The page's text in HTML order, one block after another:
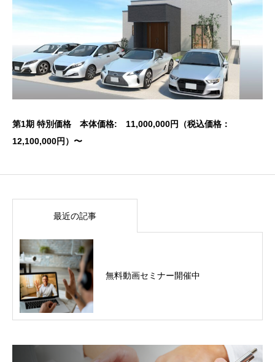
第1期 特別価格 本体価格: 11,000,000円（税込価格：
12,100,000円）〜
最近の記事
無料動画セミナー開催中